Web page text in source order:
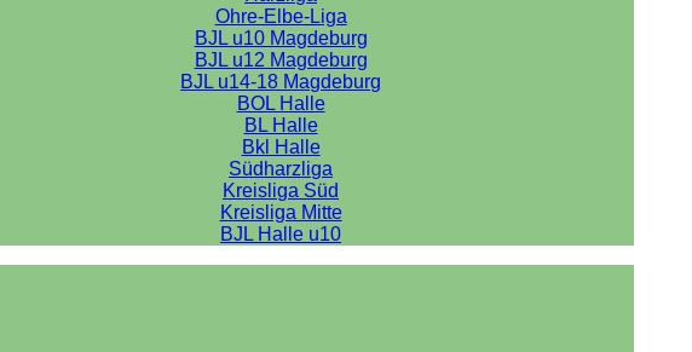
Ohre-Elbe-Liga
BJL u10 Magdeburg
BJL u12 Magdeburg
BJL u14-18 Magdeburg
BOL Halle
BL Halle
Bkl Halle
Südharzliga
Kreisliga Süd
Kreisliga Mitte
BJL Halle u10